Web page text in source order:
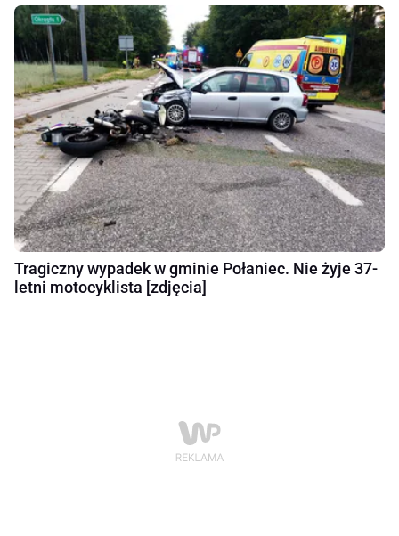
Tragiczny wypadek w gminie Połaniec. Nie żyje 37-
letni motocyklista [zdjęcia]